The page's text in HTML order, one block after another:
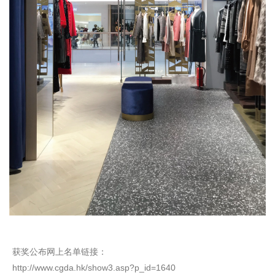
获奖公布网上名单链接：
http://www.cgda.hk/show3.asp?p_id=1640